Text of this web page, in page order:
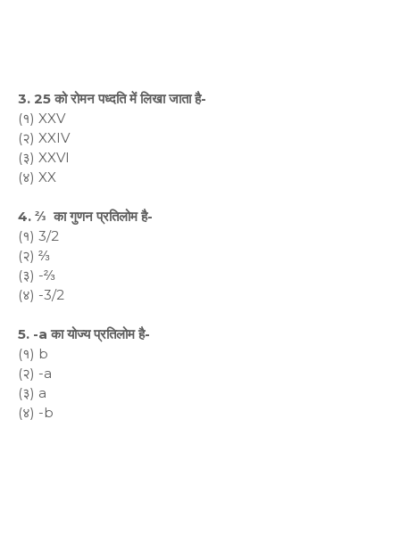
3. 25 को रोमन पध्दति में लिखा जाता है-
(१) XXV
(२) XXIV
(३) XXVI
(४) XX
4. ⅔ का गुणन प्रतिलोम है-
(१) 3/2
(२) ⅔
(३) -⅔
(४) -3/2
5. -a का योज्य प्रतिलोम है-
(१) b
(२) -a
(३) a
(४) -b